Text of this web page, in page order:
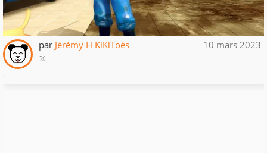
par Jérémy H KiKiToès 10 mars 2023
.